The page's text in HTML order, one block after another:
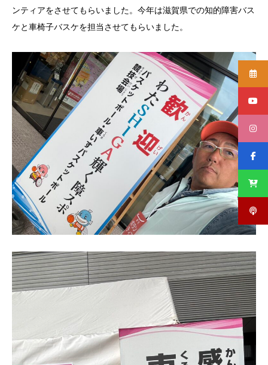
ンティアをさせてもらいました。今年は滋賀県での知的障害バス
ケと車椅子バスケを担当させてもらいました。